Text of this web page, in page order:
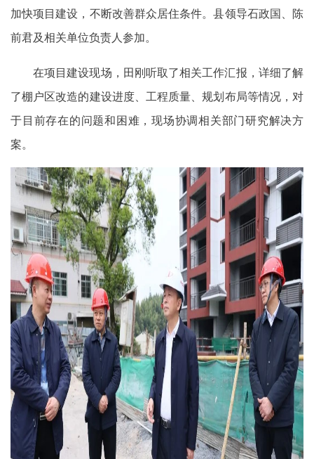
加快项目建设，不断改善群众居住条件。县领导石政国、陈
前君及相关单位负责人参加。
在项目建设现场，田刚听取了相关工作汇报，详细了解
了棚户区改造的建设进度、工程质量、规划布局等情况，对
于目前存在的问题和困难，现场协调相关部门研究解决方
案。